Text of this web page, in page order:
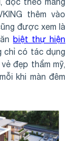
thêm vào
được xem là
biệt thự hiện
chỉ có tác dụng
đẹp thẩm mỹ,
khi màn đêm